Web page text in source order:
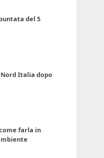
del 5
Italia dopo
farla in